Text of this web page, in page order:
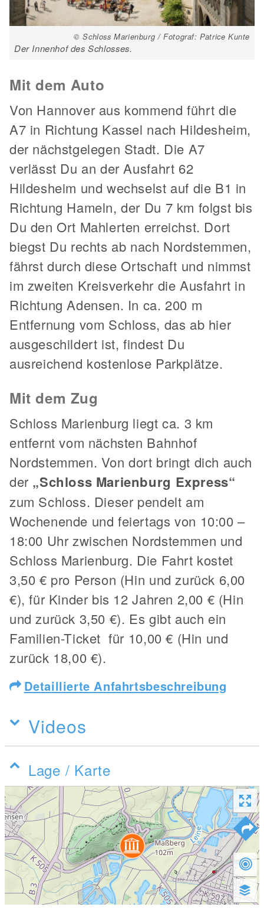
© Schloss Marienburg / Fotograf: Patrice Kunte
Der Innenhof des Schlosses.
Mit dem Auto
Von Hannover aus kommend führt die
A7 in Richtung Kassel nach Hildesheim,
der nächstgelegen Stadt. Die A7
verlässt Du an der Ausfahrt 62
Hildesheim und wechselst auf die B1 in
Richtung Hameln, der Du 7 km folgst bis
Du den Ort Mahlerten erreichst. Dort
biegst Du rechts ab nach Nordstemmen,
fährst durch diese Ortschaft und nimmst
im zweiten Kreisverkehr die Ausfahrt in
Richtung Adensen. In ca. 200 m
Entfernung vom Schloss, das ab hier
ausgeschildert ist, findest Du
ausreichend kostenlose Parkplätze.
Mit dem Zug
Schloss Marienburg liegt ca. 3 km
entfernt vom nächsten Bahnhof
Nordstemmen. Von dort bringt dich auch
der „Schloss Marienburg Express“
zum Schloss. Dieser pendelt am
Wochenende und feiertags von 10:00 –
18:00 Uhr zwischen Nordstemmen und
Schloss Marienburg. Die Fahrt kostet
3,50 € pro Person (Hin und zurück 6,00
€), für Kinder bis 12 Jahren 2,00 € (Hin
und zurück 3,50 €). Es gibt auch ein
Familien-Ticket für 10,00 € (Hin und
zurück 18,00 €).
Detaillierte Anfahrtsbeschreibung
Videos
Lage / Karte